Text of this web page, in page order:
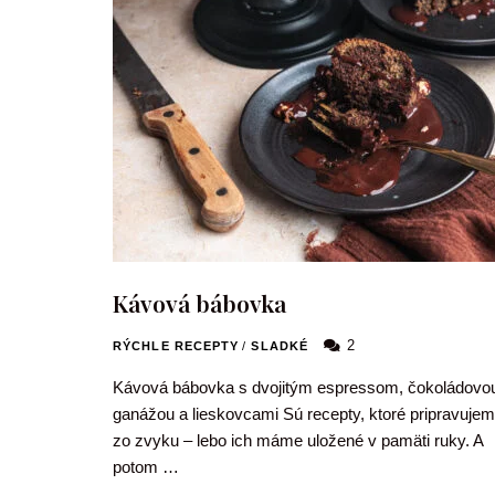
Kávová bábovka
RÝCHLE RECEPTY / SLADKÉ 2
Kávová bábovka s dvojitým espressom,
ganážou a lieskovcami Sú recepty, ktoré
zo zvyku – lebo ich máme uložené v pamäti ruky. A
potom …